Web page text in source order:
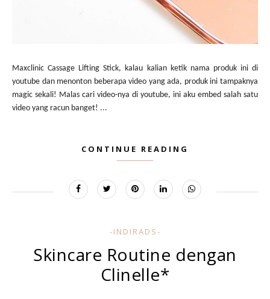
Maxclinic Cassage Lifting Stick, kalau kalian ketik nama produk ini di
youtube dan menonton beberapa video yang ada, produk ini tampaknya
magic sekali! Malas cari video-nya di youtube, ini aku embed salah satu
video yang racun banget! ...
CONTINUE READING
-INDIRADS-
Skincare Routine dengan
Clinelle*